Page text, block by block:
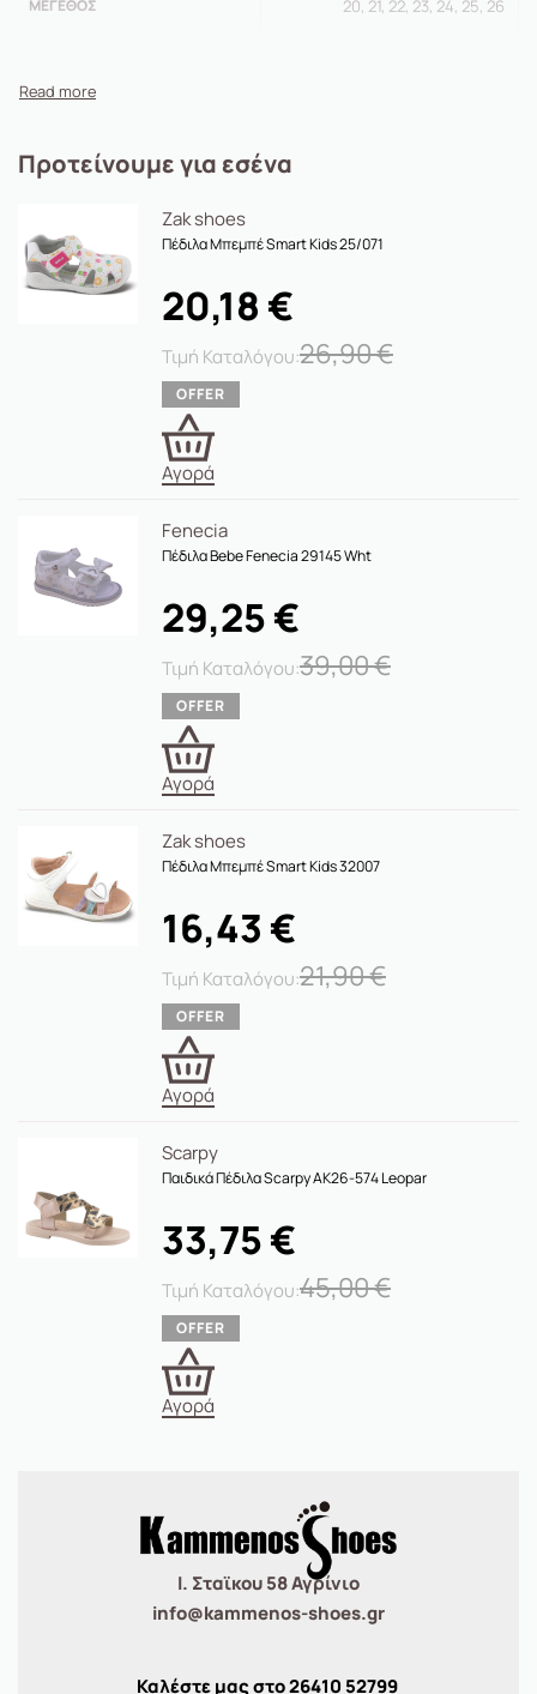
ΜΈΓΕΘΟΣ 20, 21, 22, 23, 24, 25, 26
Προτείνουμε για εσένα
Zak shoes
Πέδιλα Μπεμπέ Smart Kids 25/071
26,90€
20,18 €
Αγορά
Fenecia
Πέδιλα Bebe Fenecia 29145 Wht
39,00€
29,25€
Αγορά
Zak shoes
Πέδιλα Μπεμπέ Smart Kids 32007
21,90€
16,43 €
Αγορά
Scarpy
Παιδικά Πέδιλα Scarpy AK26-574 Leopar
45,00€
33,75€
Αγορά
Ι. Σταϊκου 58 Αγρίνιο
info@kammenos-shoes.gr
Καλέστε μας στο26410 52799